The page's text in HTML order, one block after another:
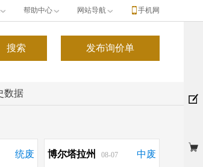
帮助中心 网站导航 手机网
数据
统废 博尔塔拉州 08-07 中废